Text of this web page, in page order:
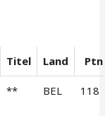
Titel Land Ptn
** BEL 118